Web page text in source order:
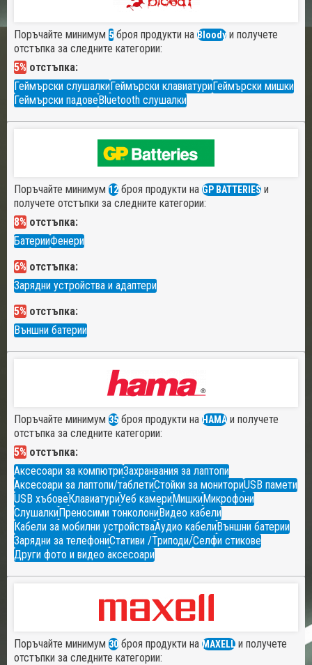
Поръчайте минимум 5 броя продукти на Bloody и получете
отстъпка за следните категории:
5% отстъпка:
Геймърски слушалкиГеймърски клавиатуриГеймърски мишки
Геймърски падовеBluetooth слушалки
Поръчайте минимум 12 броя продукти на GP BATTERIES и
получете отстъпки за следните категории:
8% отстъпка:
БатерииФенери
6% отстъпка:
Зарядни устройства и адаптери
5% отстъпка:
Външни батерии
Поръчайте минимум 35 броя продукти на HAMA и получете
отстъпка за следните категории:
5% отстъпка:
Аксесоари за компютриЗахранвания за лаптопи
Аксесоари за лаптопи/таблетиСтойки за мониториUSB памети
USB хъбовеКлавиатуриУеб камериМишкиМикрофони
СлушалкиПреносими тонколониВидео кабели
Кабели за мобилни устройстваАудио кабелиВъншни батерии
Зарядни за телефониСтативи /Триподи/Селфи стикове
Други фото и видео аксесоари
Поръчайте минимум 30 броя продукти на MAXELL и получете
отстъпки за следните категории: